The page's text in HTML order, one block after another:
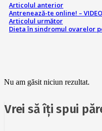
Articolul anterior
Antrenează-te online! – VIDEO
Articolul următor
Dieta în sindromul ovarelor
Nu am găsit niciun rezultat.
Vrei să îți spui